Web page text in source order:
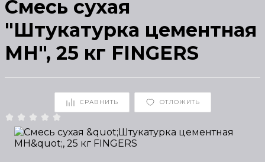
Смесь сухая
"Штукатурка цементная
МН", 25 кг FINGERS
СРАВНИТЬ ОТЛОЖИТЬ